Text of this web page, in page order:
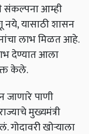
संकल्पना आम्ही
नये, यासाठी शासन
लाभ मिळत आहे.
देण्यात आला
केले.
जाणारे पाणी
मुख्यमंत्री
खोऱ्याला